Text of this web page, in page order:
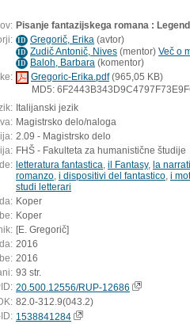
Pisanje fantazijskega romana :
ID Gregorič, Erika (avtor)
ID Zudič Antonič, Nives (mentor) Več o
ID Baloh, Barbara (komentor)
Gregoric-Erika.pdf(965,05 KB)
MD5:
Italijanski jezik
Magistrsko delo/naloga
2.09 - Magistrsko delo
FHŠ - Fakulteta za humanistične študije
letteratura fantastica il Fantasy, la
romanzo i dispositivi del fantastico i
studi letterari
Koper
Koper
[E. Gregorič]
2016
2016
93 str.
20.500.12556/RUP-12686
82.0-312.9(043.2)
1538841284